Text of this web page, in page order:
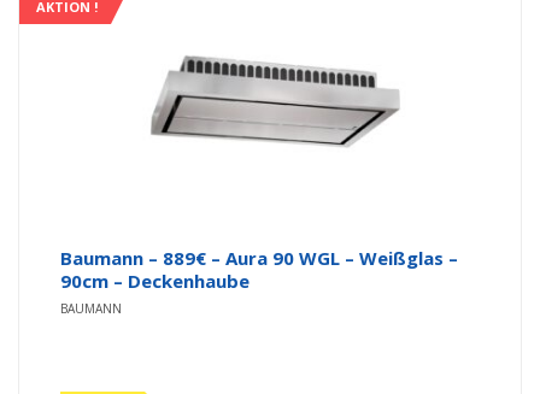
AKTION !
Baumann – 889€ – Aura 90 WGL – Weißglas –
90cm – Deckenhaube
BAUMANN